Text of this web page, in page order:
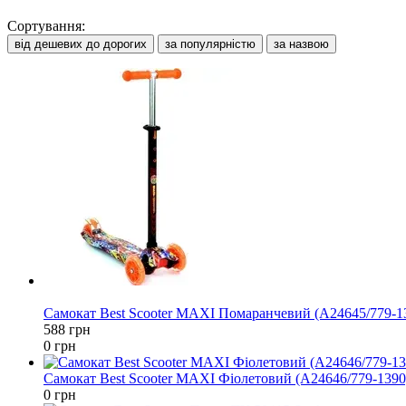
Сортування:
від дешевих до дорогих за популярністю за назвою
Самокат Best Scooter MAXI Помаранчевий (А24645/779-
588 грн
0 грн
Самокат Best Scooter MAXI Фіолетовий (А24646/779-
0 грн